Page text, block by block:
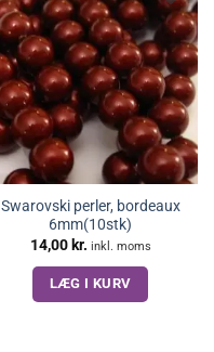
Swarovski perler, bordeaux
6mm(10stk)
14,00 kr. inkl. moms
LÆG I KURV